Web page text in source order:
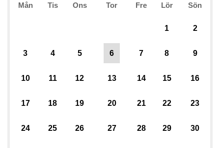
Mån Tis Ons Tor Fre Lör Sön
1 2
3 4 5 6 7 8 9
10 11 12 13 14 15 16
17 18 19 20 21 22 23
24 25 26 27 28 29 30